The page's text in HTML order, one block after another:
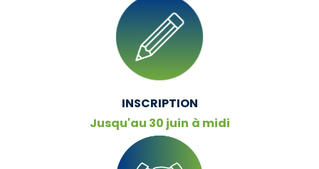
INSCRIPTION
Jusqu'au 30 juin à midi